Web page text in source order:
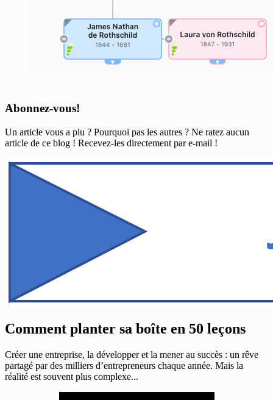
Abonnez-vous!
Un article vous a plu ? Pourquoi pas les autres ? Ne ratez aucun
article de ce blog ! Recevez-les directement par e-mail !
Comment planter sa boîte en 50 leçons
Créer une entreprise, la développer et la mener au succès : un rêve
partagé par des milliers d’entrepreneurs chaque année. Mais la
réalité est souvent plus complexe...